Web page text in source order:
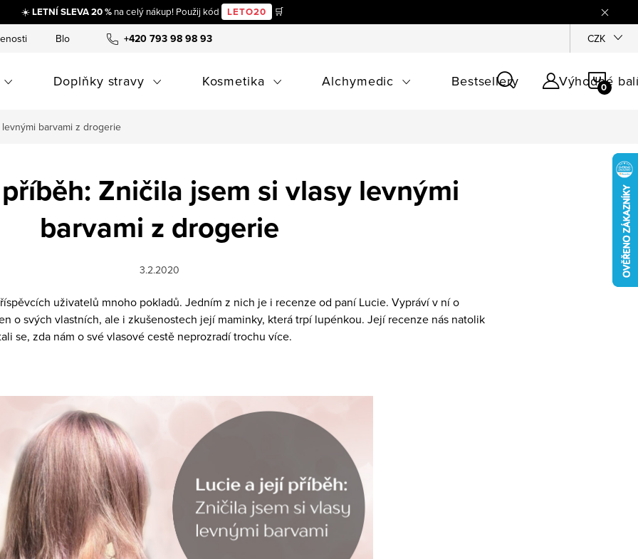
☀️LETNÍ SLEVA 20 % na celý nákup! Použij kód LETO20 🛒
+420 793 98 98 93
Blog CZK
Doplňky stravy Kosmetika Alchymedic Bestsellery Výhodné
barvami z drogerie
Zničila jsem si vlasy levnými
barvami z drogerie
3.2.2020
uživatelů mnoho pokladů. Jedním z nich je i recenze od paní Lucie. Vypráví v ní o
o svých vlastních, ale i zkušenostech její maminky, která trpí lupénkou. Její recenze nás natolik
se, zda nám o své vlasové cestě neprozradí trochu více.